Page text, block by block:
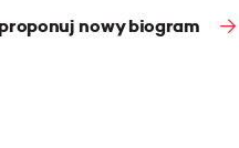
nowy biogram